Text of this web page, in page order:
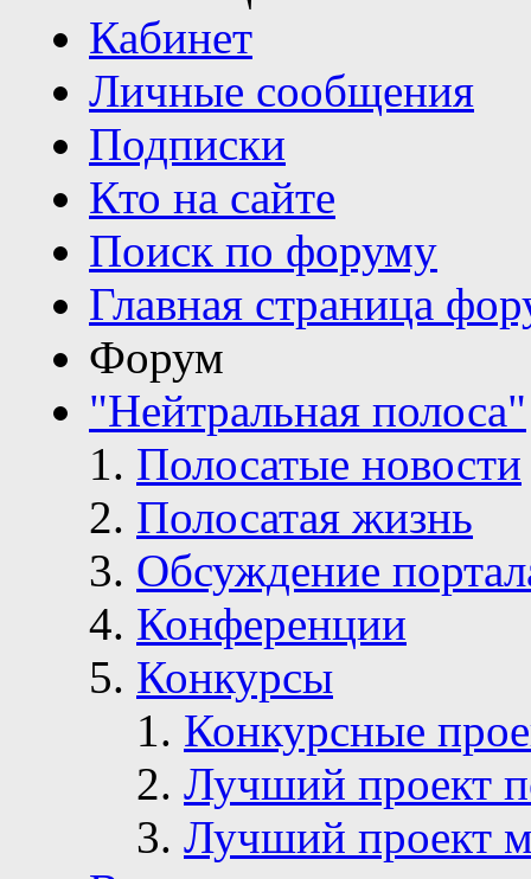
Кабинет
Личные сообщения
Подписки
Кто на сайте
Поиск по форуму
Главная страница
Форум
"Нейтральная полоса"
Полосатые новости
Полосатая жизнь
Обсуждение
Конференции
Конкурсы
Конкурсные
Лучший проект
Лучший проект